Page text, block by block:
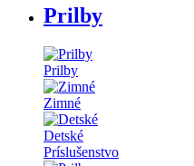
Prilby
Prilby
Zimné
Detské
Príslušenstvo